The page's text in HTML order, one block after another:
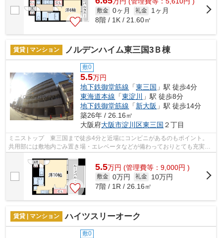
敷金 0ヶ月 礼金
1ヶ月
8階 / 1K / 21.60㎡
賃貸 | マンション ノルデンハイム東三国3Ｂ棟
敷0
5.5万円
地下鉄御堂筋線 「東三国 」駅 徒歩4分
東海道本線 「東淀川
」駅 徒歩8分
地下鉄御堂筋線 「新大阪 」駅 徒歩14分
築26年 / 26.16㎡
大阪府大阪市淀川区東三国 ２丁目
ミニストップ 東三国まで徒歩4分と近場にコンビニがあるのもポイント。
共用部には敷地内ごみ置き場・エレベータなどが備わっておりとても充実し
5.5万円 (管理費等：9,000円 )
敷金 0万円 礼金
10万円
7階 / 1R / 26.16㎡
賃貸 | マンション ハイツスリーオーク
敷0